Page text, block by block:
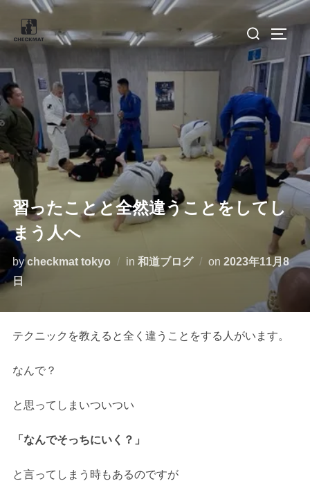
ン
ツ
へ
ス
キ
ッ
索
対
象:
習ったことと全然違うことをしてし
まう人へ
bycheckmat tokyo in 和道ブログ on 投
2023年11月8
日
テクニックを教えると全く違うことをする人がいます。
なんで？
と思ってしまいついつい
「なんでそっちにいく？」
と言ってしまう時もあるのですが